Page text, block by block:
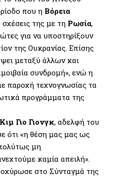
που η Βόρεια
σχέσεις της με τη Ρωσία,
για να υποστηρίξουν
της Ουκρανίας. Επίσης
μεταξύ άλλων και
συνδρομή», ενώ η
παροχή τεχνογνωσίας τα
προγράμματα της
Κιμ Γιο Γιονγκ, αδελφή του
ότι «η θέση μας μας ως
μη
καμία απειλή».
στο Σύνταγμά της